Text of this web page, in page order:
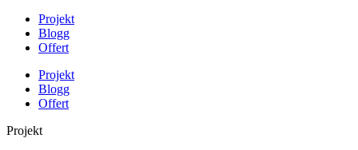
Projekt
Blogg
Offert
Projekt
Blogg
Offert
Projekt